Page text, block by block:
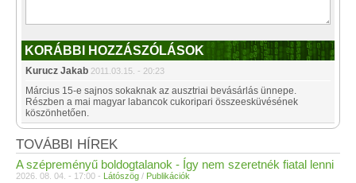
KORÁBBI HOZZÁSZÓLÁSOK
Kurucz Jakab 2011.03.15. - 20:23
Március 15-e sajnos sokaknak az ausztriai bevásárlás ünnepe.
Részben a mai magyar labancok cukoripari összeesküvésének
köszönhetően.
TOVÁBBI HÍREK
A szépreményű boldogtalanok - Így nem szeretnék fiatal lenni
2026. 08. 04. - 17:00 - Látószög / Publikációk